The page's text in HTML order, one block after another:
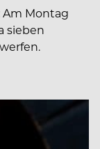
Montag
sieben